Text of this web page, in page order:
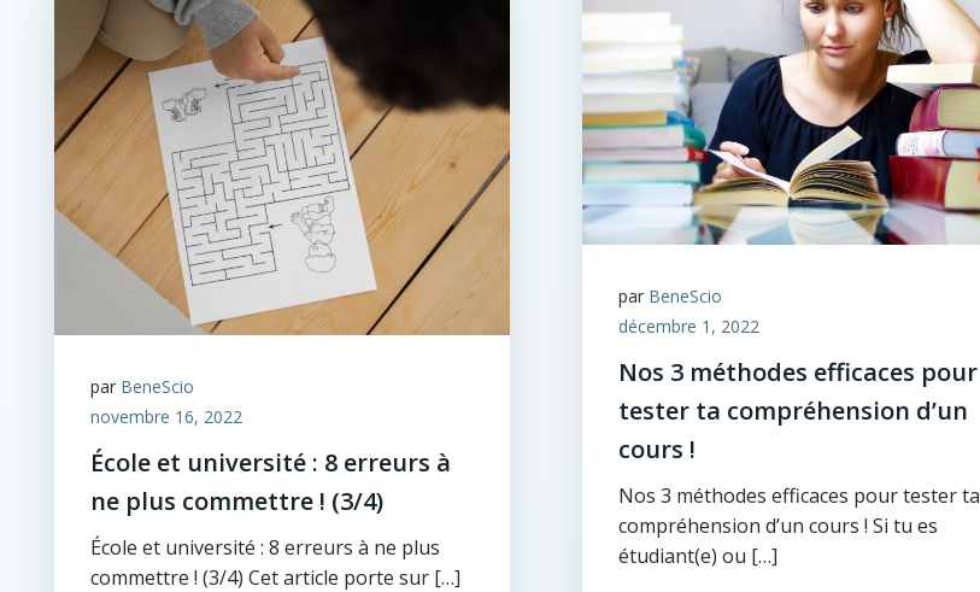
par BeneScio
décembre 1, 2022
Nos 3 méthodes efficaces pour
tester ta compréhension d’un
cours !
Nos 3 méthodes efficaces pour tester ta
compréhension d’un cours ! Si tu es
étudiant(e) ou […]
par BeneScio
novembre 16, 2022
École et université : 8 erreurs à
ne plus commettre ! (3/4)
École et université : 8 erreurs à ne plus
commettre ! (3/4) Cet article porte sur […]